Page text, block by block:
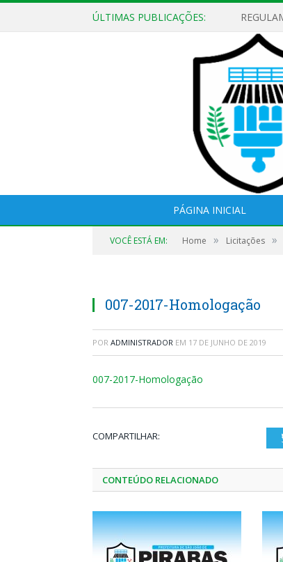
ÚLTIMAS PUBLICAÇÕES:
PÁGINA INICIAL
VOCÊ ESTÁ EM: Home » Licitações »
007-2017-Homologação
POR ADMINISTRADOR EM 17 DE JUNHO DE 2019
007-2017-Homologação
COMPARTILHAR:
CONTEÚDO RELACIONADO